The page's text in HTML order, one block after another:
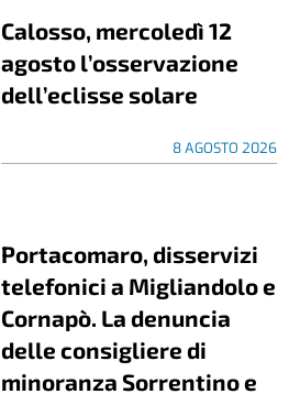
Calosso, mercoledì 12
agosto l’osservazione
dell’eclisse solare
8 AGOSTO 2026
Portacomaro, disservizi
telefonici a Migliandolo e
Cornapò. La denuncia
delle consigliere di
minoranza Sorrentino e